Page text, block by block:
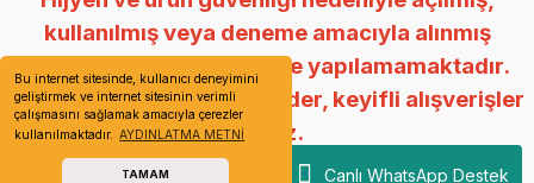
Bu internet sitesinde, kullanıcı deneyimini
geliştirmek ve internet sitesinin verimli
çalışmasını sağlamak amacıyla çerezler
kullanılmaktadır.
AYDINLATMA METNİ
TAMAM Canlı WhatsApp Destek
kullanılmış veya deneme amacıyla alınmış
ürünlerde değişim ve iade yapılamamaktadır.
Anlayışınız için teşekkür eder, keyifli alışverişler
dileriz.
Mey Esans